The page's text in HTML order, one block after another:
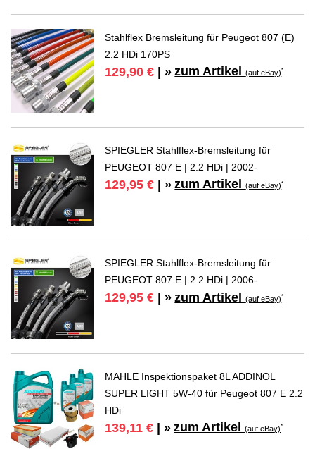
Stahlflex Bremsleitung für Peugeot 807 (E)
2.2 HDi 170PS
129,90 € | » zum Artikel(auf eBay)*
SPIEGLER Stahlflex-Bremsleitung für
PEUGEOT 807 E | 2.2 HDi | 2002-
129,95 € | » zum Artikel(auf eBay)*
SPIEGLER Stahlflex-Bremsleitung für
PEUGEOT 807 E | 2.2 HDi | 2006-
129,95 € | » zum Artikel(auf eBay)*
MAHLE Inspektionspaket 8L ADDINOL
SUPER LIGHT 5W-40 für Peugeot 807 E 2.2
HDi
139,11 € | » zum Artikel(auf eBay)*